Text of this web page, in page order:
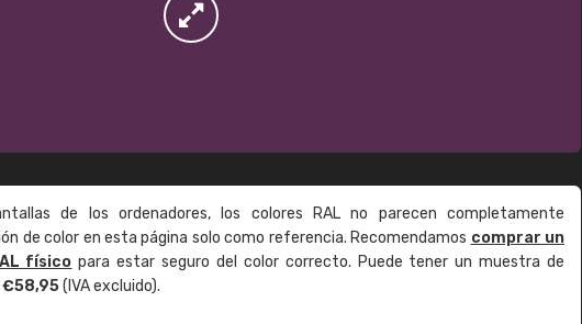
de los ordenadores, los colores RAL no parecen completamente
de color en esta página solo como referencia. Recomendamos comprar un
físico para estar seguro del color correcto. Puede tener un muestra de
(IVA excluido).